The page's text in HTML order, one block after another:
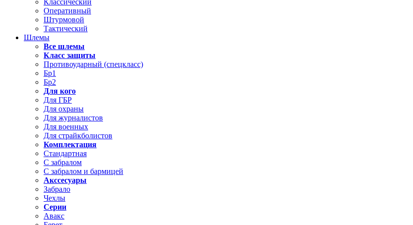
Классический
Оперативный
Штурмовой
Тактический
Шлемы
Все шлемы
Класс защиты
Противоударный (спецкласс)
Бр1
Бр2
Для кого
Для ГБР
Для охраны
Для журналистов
Для военных
Для страйкболистов
Комплектация
Стандартная
С забралом
С забралом и бармицей
Акссесуары
Забрало
Чехлы
Серии
Авакс